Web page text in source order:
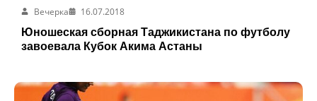
Вечерка
16.07.2018
Юношеская сборная Таджикистана по футболу
завоевала Кубок Акима Астаны